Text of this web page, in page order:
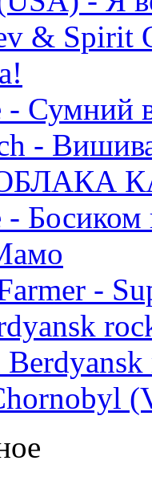
& Spirit
Сумний
-
Босиком
-